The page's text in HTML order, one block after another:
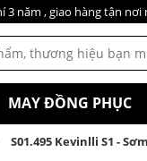
3 năm , giao hàng tận nơi
MAY ĐỒNG PHỤC
S01.495 Kevinlli S1 -